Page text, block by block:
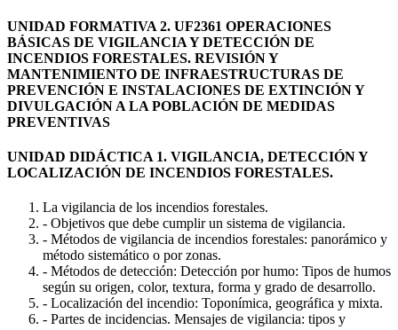
UNIDAD FORMATIVA 2. UF2361 OPERACIONES
BÁSICAS DE VIGILANCIA Y DETECCIÓN DE
INCENDIOS FORESTALES. REVISIÓN Y
MANTENIMIENTO DE INFRAESTRUCTURAS DE
PREVENCIÓN E INSTALACIONES DE EXTINCIÓN Y
DIVULGACIÓN A LA POBLACIÓN DE MEDIDAS
PREVENTIVAS
UNIDAD DIDÁCTICA 1. VIGILANCIA, DETECCIÓN Y
LOCALIZACIÓN DE INCENDIOS FORESTALES.
La vigilancia de los incendios forestales.
- Objetivos que debe cumplir un sistema de vigilancia.
- Métodos de vigilancia de incendios forestales: panorámico y
método sistemático o por zonas.
- Métodos de detección: Detección por humo: Tipos de humos
según su origen, color, textura, forma y grado de desarrollo.
- Localización del incendio: Toponímica, geográfica y mixta.
- Partes de incidencias. Mensajes de vigilancia: tipos y